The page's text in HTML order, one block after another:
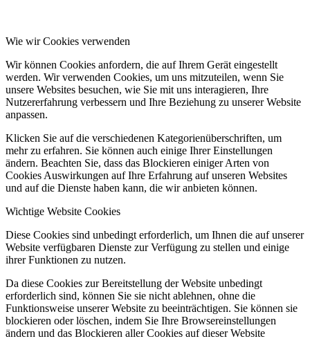
Wie wir Cookies verwenden
Wir können Cookies anfordern, die auf Ihrem Gerät eingestellt
werden. Wir verwenden Cookies, um uns mitzuteilen, wenn Sie
unsere Websites besuchen, wie Sie mit uns interagieren, Ihre
Nutzererfahrung verbessern und Ihre Beziehung zu unserer Website
anpassen.
Klicken Sie auf die verschiedenen Kategorienüberschriften, um
mehr zu erfahren. Sie können auch einige Ihrer Einstellungen
ändern. Beachten Sie, dass das Blockieren einiger Arten von
Cookies Auswirkungen auf Ihre Erfahrung auf unseren Websites
und auf die Dienste haben kann, die wir anbieten können.
Wichtige Website Cookies
Diese Cookies sind unbedingt erforderlich, um Ihnen die auf unserer
Website verfügbaren Dienste zur Verfügung zu stellen und einige
ihrer Funktionen zu nutzen.
Da diese Cookies zur Bereitstellung der Website unbedingt
erforderlich sind, können Sie sie nicht ablehnen, ohne die
Funktionsweise unserer Website zu beeinträchtigen. Sie können sie
blockieren oder löschen, indem Sie Ihre Browsereinstellungen
ändern und das Blockieren aller Cookies auf dieser Website